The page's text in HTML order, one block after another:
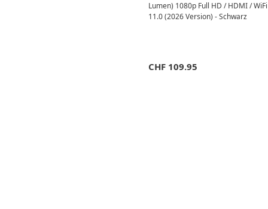
Lumen) 1080p Full HD / HDMI /
11.0 (2026 Version) - Schwarz
CHF 109.95